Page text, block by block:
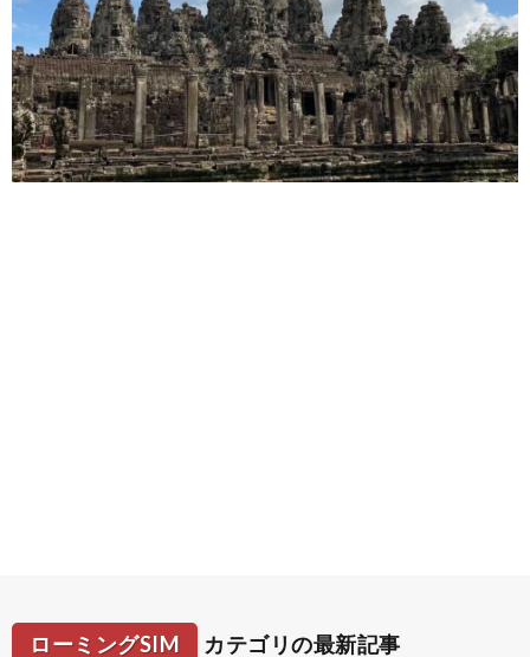
ローミングSIM カテゴリの最新記事